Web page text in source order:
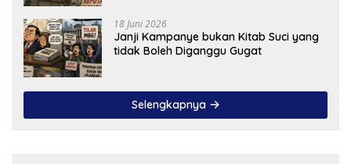
18 Juni 2026
Janji Kampanye bukan Kitab Suci yang
tidak Boleh Diganggu Gugat
Selengkapnya